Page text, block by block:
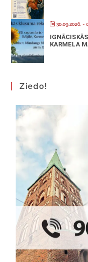
30.09.2026. -
KARMELA
Ziedo!